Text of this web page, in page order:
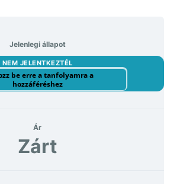
Jelenlegi állapot
NEM JELENTKEZTÉL
be erre a tanfolyamra a
hozzáféréshez
Ár
Zárt